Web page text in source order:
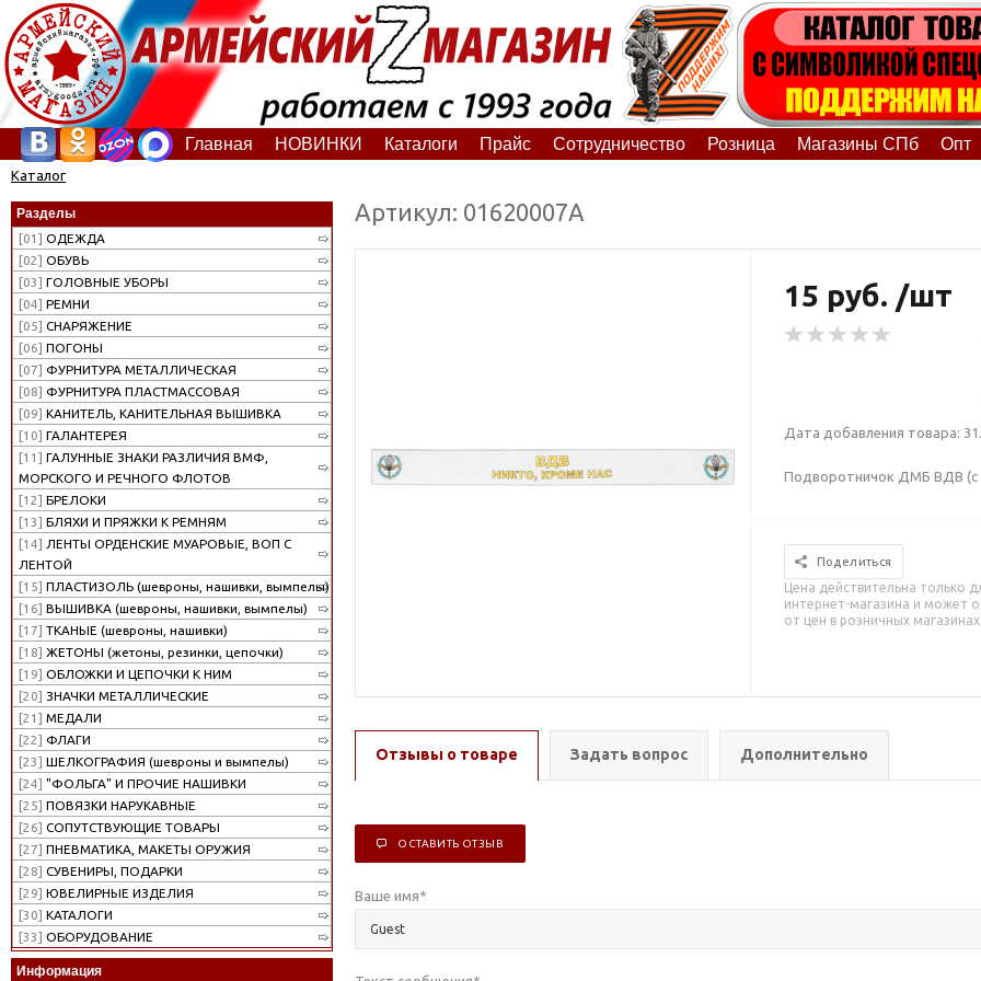
Главная НОВИНКИ Каталоги Прайс Сотрудничество Розница Магазины СПб Опт
Каталог
Разделы
[01] ОДЕЖДА
[02] ОБУВЬ
[03] ГОЛОВНЫЕ УБОРЫ
[04] РЕМНИ
[05] СНАРЯЖЕНИЕ
[06] ПОГОНЫ
[07] ФУРНИТУРА МЕТАЛЛИЧЕСКАЯ
[08] ФУРНИТУРА ПЛАСТМАССОВАЯ
[09] КАНИТЕЛЬ, КАНИТЕЛЬНАЯ ВЫШИВКА
[10] ГАЛАНТЕРЕЯ
[11] ГАЛУННЫЕ ЗНАКИ РАЗЛИЧИЯ ВМФ,
МОРСКОГО И РЕЧНОГО ФЛОТОВ
[12] БРЕЛОКИ
[13] БЛЯХИ И ПРЯЖКИ К РЕМНЯМ
[14] ЛЕНТЫ ОРДЕНСКИЕ МУАРОВЫЕ, ВОП С
ЛЕНТОЙ
[15] ПЛАСТИЗОЛЬ (шевроны, нашивки, вымпелы)
[16] ВЫШИВКА (шевроны, нашивки, вымпелы)
[17] ТКАНЫЕ (шевроны, нашивки)
[18] ЖЕТОНЫ (жетоны, резинки, цепочки)
[19] ОБЛОЖКИ И ЦЕПОЧКИ К НИМ
[20] ЗНАЧКИ МЕТАЛЛИЧЕСКИЕ
[21] МЕДАЛИ
[22] ФЛАГИ
[23] ШЕЛКОГРАФИЯ (шевроны и вымпелы)
[24] "ФОЛЬГА" И ПРОЧИЕ НАШИВКИ
[25] ПОВЯЗКИ НАРУКАВНЫЕ
[26] СОПУТСТВУЮЩИЕ ТОВАРЫ
[27] ПНЕВМАТИКА, МАКЕТЫ ОРУЖИЯ
[28] СУВЕНИРЫ, ПОДАРКИ
[29] ЮВЕЛИРНЫЕ ИЗДЕЛИЯ
[30] КАТАЛОГИ
[33] ОБОРУДОВАНИЕ
Информация
Артикул: 01620007А
15 руб. /шт
Дата добавления товара:
Подворотничок ДМБ ВДВ (с
Поделиться
Цена действительна только
интернет-магазина и может
от цен в розничных магазинах
Отзывы о товаре Задать вопрос Дополнительно
ОСТАВИТЬ ОТЗЫВ
Ваше имя*